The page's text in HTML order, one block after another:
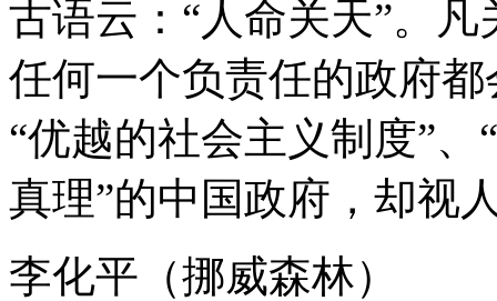
古语云：“人命关天”。
任何一个负责任的政府
“优越的社会主义制度”
真理”的中国政府，却视
李化平（挪威森林）